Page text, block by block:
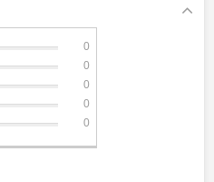
0
0
0
0
0